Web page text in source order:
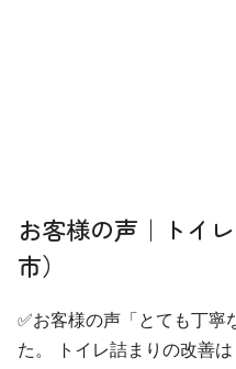
お客様の声｜トイ
市）
✅お客様の声「とても丁寧
た。 トイレ詰まりの改善